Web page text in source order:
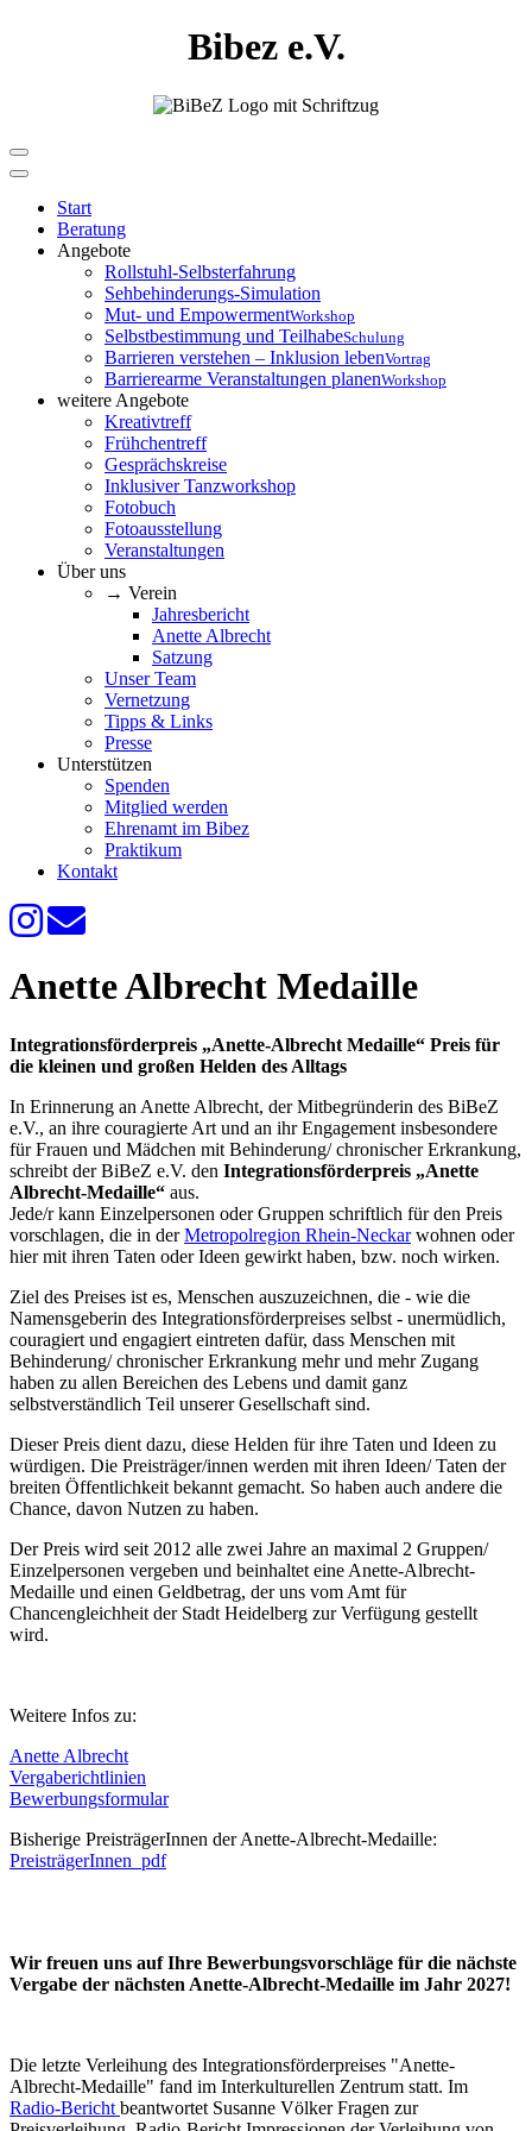
Bibez e.V.
Start
Beratung
Angebote
Rollstuhl-Selbsterfahrung
Sehbehinderungs-Simulation
Mut- und EmpowermentWorkshop
Selbstbestimmung und TeilhabeSchulung
Barrieren verstehen – Inklusion lebenVortrag
Barrierearme Veranstaltungen planenWorkshop
weitere Angebote
Kreativtreff
Frühchentreff
Gesprächskreise
Inklusiver Tanzworkshop
Fotobuch
Fotoausstellung
Veranstaltungen
Über uns
→ Verein
Jahresbericht
Anette Albrecht
Satzung
Unser Team
Vernetzung
Tipps & Links
Presse
Unterstützen
Spenden
Mitglied werden
Ehrenamt im Bibez
Praktikum
Kontakt
Anette Albrecht Medaille
Integrationsförderpreis „Anette-Albrecht Medaille“ Preis für
die kleinen und großen Helden des Alltags
In Erinnerung an Anette Albrecht, der Mitbegründerin des BiBeZ
e.V., an ihre couragierte Art und an ihr Engagement insbesondere
für Frauen und Mädchen mit Behinderung/ chronischer Erkrankung,
schreibt der BiBeZ e.V. den Integrationsförderpreis „Anette
Albrecht-Medaille“ aus.
Jede/r kann Einzelpersonen oder Gruppen schriftlich für den Preis
vorschlagen, die in derMetropolregion Rhein-Neckarwohnen oder
hier mit ihren Taten oder Ideen gewirkt haben, bzw. noch wirken.
Ziel des Preises ist es, Menschen auszuzeichnen, die - wie die
Namensgeberin des Integrationsförderpreises selbst - unermüdlich,
couragiert und engagiert eintreten dafür, dass Menschen mit
Behinderung/ chronischer Erkrankung mehr und mehr Zugang
haben zu allen Bereichen des Lebens und damit ganz
selbstverständlich Teil unserer Gesellschaft sind.
Dieser Preis dient dazu, diese Helden für ihre Taten und Ideen zu
würdigen. Die Preisträger/innen werden mit ihren Ideen/ Taten der
breiten Öffentlichkeit bekannt gemacht. So haben auch andere die
Chance, davon Nutzen zu haben.
Der Preis wird seit 2012 alle zwei Jahre an maximal 2 Gruppen/
Einzelpersonen vergeben und beinhaltet eine Anette-Albrecht-
Medaille und einen Geldbetrag, der uns vom Amt für
Chancengleichheit der Stadt Heidelberg zur Verfügung gestellt
wird.
Weitere Infos zu:
Anette Albrecht
Vergaberichtlinien
Bewerbungsformular
Bisherige PreisträgerInnen der Anette-Albrecht-Medaille:
PreisträgerInnen_pdf
Wir freuen uns auf Ihre Bewerbungsvorschläge für die nächste
Vergabe der nächsten Anette-Albrecht-Medaille im Jahr 2027!
Die letzte Verleihung des Integrationsförderpreises "Anette-
Albrecht-Medaille" fand im Interkulturellen Zentrum statt. Im
Radio-Bericht beantwortet Susanne Völker Fragen zur